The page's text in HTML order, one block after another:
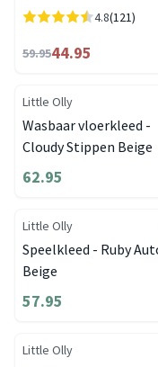
4.8(121)
59.9544.95
Little Olly
Wasbaar vloerkleed -
Cloudy Stippen Beige
62.95
Little Olly
Speelkleed - Ruby
Beige
57.95
Little Olly